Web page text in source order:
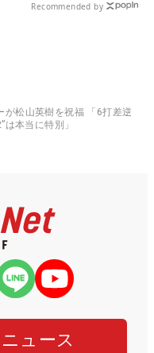
Recommended by
が松山英樹を祝福 「6打差逆
は本当に特別」
ュース